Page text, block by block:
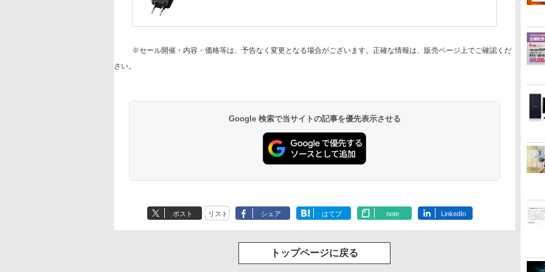
※セール開催・内容・価格等は、予告なく変更となる場合がございます。正確な情報は、販売ページ上でご確認くだ
さい。
Google 検索で当サイトの記事を優先表示させる
ポスト リスト シェア はてブ note LinkedIn
トップページに戻る